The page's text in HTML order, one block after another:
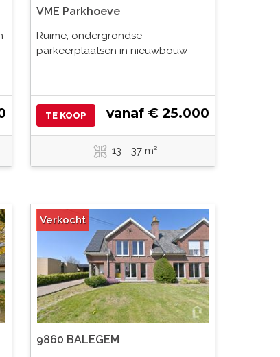
VME Parkhoeve
Ruime, ondergrondse
parkeerplaatsen in nieuwbouw
TE KOOP vanaf € 25.000
13 - 37 m²
Verkocht
9860 BALEGEM